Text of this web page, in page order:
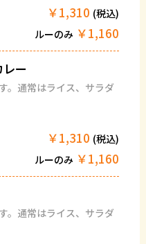
￥1,310 (税込)
ルーのみ ￥1,160
ー
。通常はライス、サラダ
￥1,310 (税込)
ルーのみ ￥1,160
。通常はライス、サラダ